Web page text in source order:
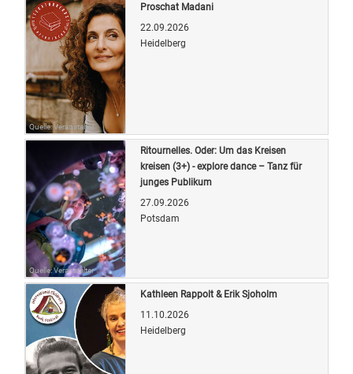
Quelle: Veranstalter
Proschat Madani
22.09.2026
Heidelberg
Quelle: Veranstalter
Ritournelles. Oder: Um das Kreisen
kreisen (3+) - explore dance – Tanz für
junges Publikum
27.09.2026
Potsdam
Kathleen Rappolt & Erik Sjoholm
11.10.2026
Heidelberg